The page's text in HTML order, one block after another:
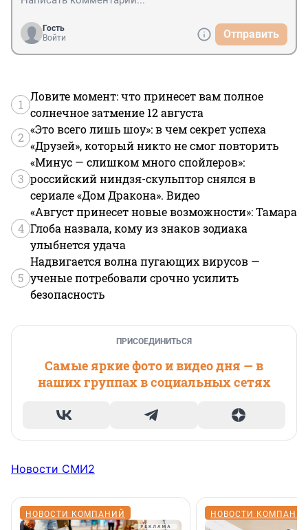
Гость
Войти
Отправить
1
Ловите момент: что принесет вам полное
солнечное затмение 12 августа
2
«Это всего лишь шоу»: в чем секрет успеха
«Друзей», который никто не смог повторить
3
«Минус — слишком много спойлеров»:
российский ниндзя-скульптор снялся в
сериале «Дом Дракона». Видео
4
«Август принесет новые возможности»: Тамара
Глоба назвала, кому из знаков зодиака
улыбнется удача
5
Надвигается волна пугающих вирусов —
ученые потребовали срочно усилить
безопасность
ПРИСОЕДИНИТЬСЯ
Самые яркие фото и видео дня — в
наших группах в социальных сетях
Новости СМИ2
НОВОСТИ КОМПАНИЙ НОВОСТИ